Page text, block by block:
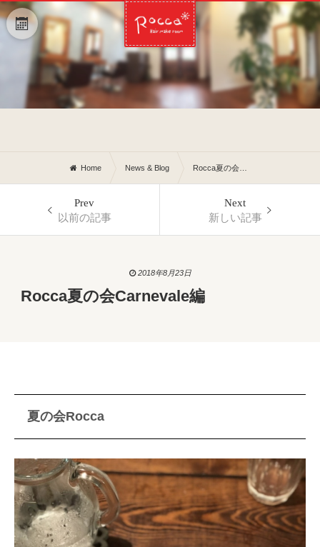
Home News & Blog Rocca夏の会Carnevale編
Prev
以前の記事
Next
新しい記事
2018年8月23日
Rocca夏の会Carnevale編
夏の会Rocca